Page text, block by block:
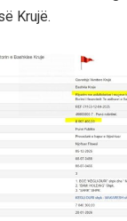
Krujë.